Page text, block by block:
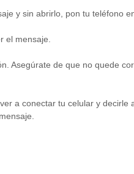
y sin abrirlo, pon tu teléfono
el mensaje.
Asegúrate de que no quede
a conectar tu celular y decirle